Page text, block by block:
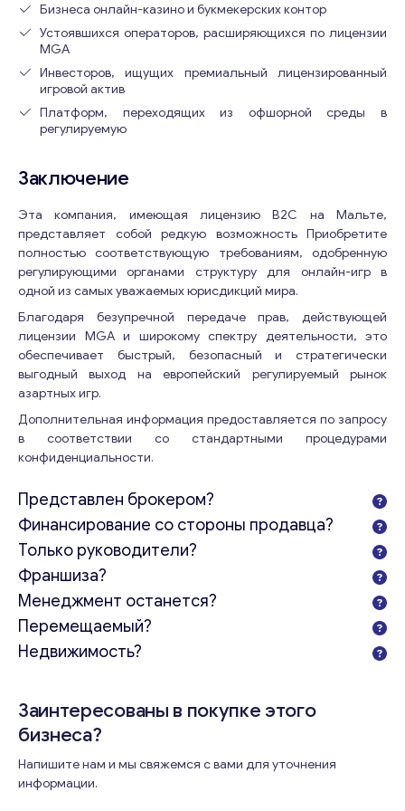
Консультация
ближайшее время.
Email*
Ваши комментарии
Свяжитесь со мной
Бизнеса онлайн-казино и букмекерских контор
Устоявшихся операторов, расширяющихся по лицензии
MGA
Инвесторов, ищущих премиальный лицензированный
игровой актив
Платформ, переходящих из офшорной среды в
регулируемую
Заключение
Эта компания, имеющая лицензию B2C на Мальте,
представляет собой редкую возможность Приобретите
полностью соответствующую требованиям, одобренную
регулирующими органами структуру для онлайн-игр в
одной из самых уважаемых юрисдикций мира.
Благодаря безупречной передаче прав, действующей
лицензии MGA и широкому спектру деятельности, это
обеспечивает быстрый, безопасный и стратегически
выгодный выход на европейский регулируемый рынок
азартных игр.
Дополнительная информация предоставляется по запросу
в соответствии со стандартными процедурами
конфиденциальности.
Представлен брокером?
Финансирование со стороны продавца?
Только руководители?
Франшиза?
Менеджмент останется?
Перемещаемый?
Недвижимость?
Заинтересованы в покупке этого
бизнеса?
Напишите нам и мы свяжемся с вами для уточнения
информации.